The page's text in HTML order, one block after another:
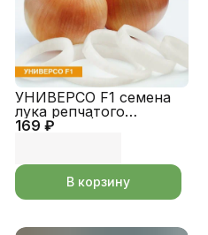
169 ₽
УНИВЕРСО F1 семена
лука репчатого
(Nunhems | Alexagro)
В корзину